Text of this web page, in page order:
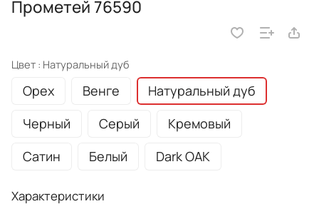
Прометей 76590
Цвет : Натуральный дуб
Орех Венге
Натуральный дуб
Черный
Серый
Кремовый
Сатин
Белый Dark OAK
Характеристики